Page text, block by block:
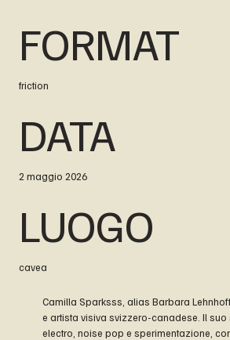
FORMAT
friction
DATA
2 maggio 2026
LUOGO
cavea
Camilla Sparksss, alias Barbara
e artista visiva svizzero-canadese. Il suo
electro, noise pop e sperimentazione,